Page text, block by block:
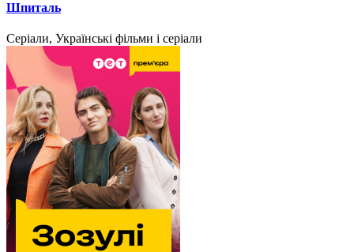
Шпиталь
Серіали, Українські фільми і серіали